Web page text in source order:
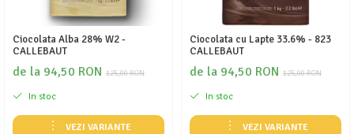
Ciocolata Alba 28% W2 -
CALLEBAUT
125,00 RON
de la 94,50 RON
In stoc
VEZI VARIANTE
Ciocolata cu Lapte 33.6% - 823
CALLEBAUT
125,00 RON
de la 94,50 RON
In stoc
VEZI VARIANTE